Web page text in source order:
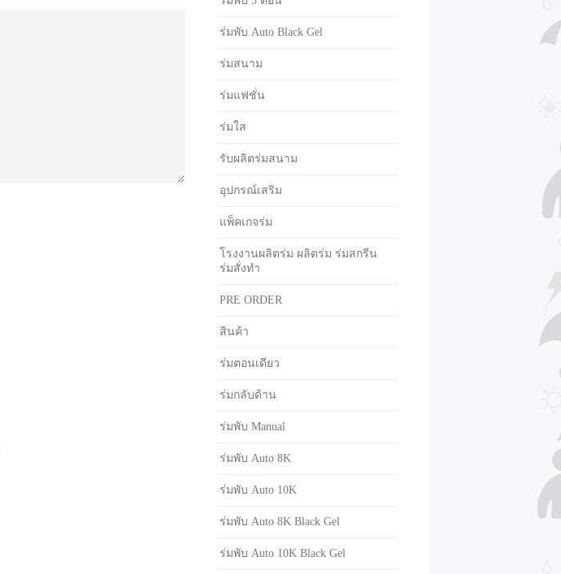
ร่มพับ Auto Black Gel
ร่มสนาม
ร่มแฟชั่น
ร่มใส
รับผลิตร่มสนาม
อุปกรณ์เสริม
แพ็คเกจร่ม
โรงงานผลิตร่ม ผลิตร่ม ร่มสกรีน
ร่มสั่งทำ
PRE ORDER
สินค้า
ร่มตอนเดียว
ร่มกลับด้าน
ร่มพับ Manual
ร่มพับ Auto 8K
ร่มพับ Auto 10K
ร่มพับ Auto 8K Black Gel
ร่มพับ Auto 10K Black Gel